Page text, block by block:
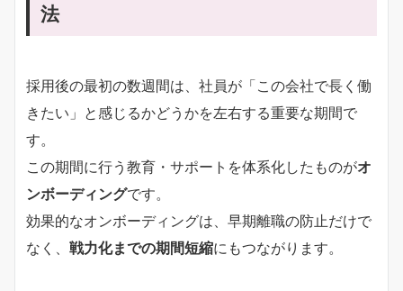
法
採用後の最初の数週間は、社員が「この会社で長く働
きたい」と感じるかどうかを左右する重要な期間で
す。
この期間に行う教育・サポートを体系化したものがオ
ンボーディングです。
効果的なオンボーディングは、早期離職の防止だけで
なく、 戦力化までの期間短縮にもつながります。